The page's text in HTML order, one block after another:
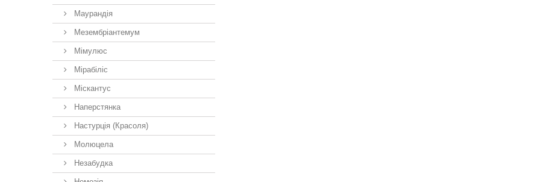
Маурандія
Мезембріантемум
Мімулюс
Мірабіліс
Міскантус
Наперстянка
Настурція (Красоля)
Молюцела
Незабудка